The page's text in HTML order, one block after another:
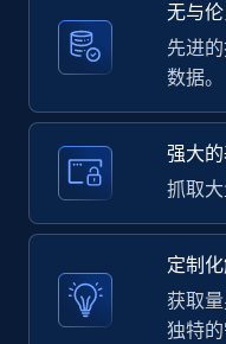
URL
URL, ID, User id,
text, Date posted,
11.3K+
LinkedIn posts -
URL
URL, ID, User id,
无与
先进
数据。
强大
抓取大
定制
获取
独特的